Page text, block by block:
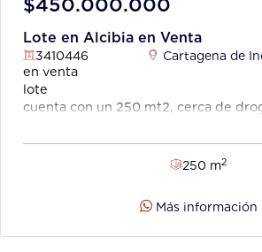
Lote en Alcibia en Venta
3410446 Cartagena de
en venta
cuenta con un 250 mt2, cerca de
urbana.
250 m2
Más información